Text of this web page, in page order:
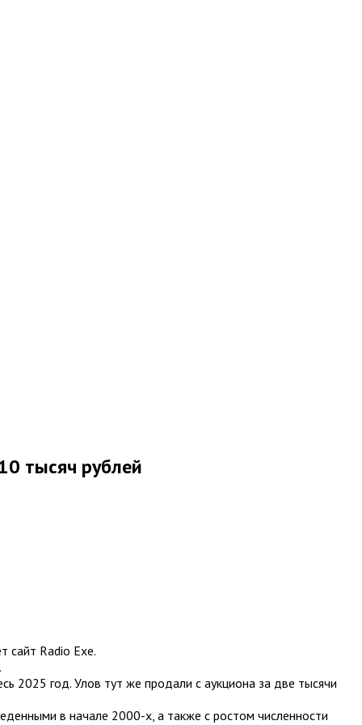
тысяч рублей
сайт Radio Exe.
2025 год. Улов тут же продали с аукциона за две тысячи
в начале 2000-х, а также с ростом численности